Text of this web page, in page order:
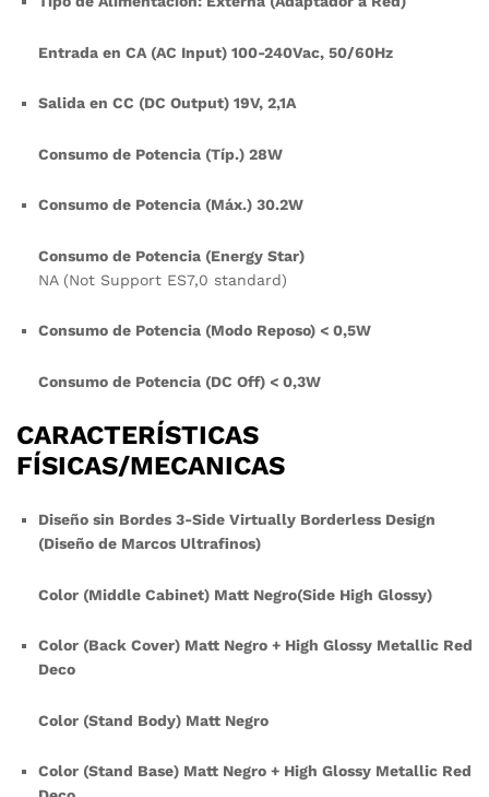
Entrada en CA (AC Input) 100-240Vac, 50/60Hz
Salida en CC (DC Output) 19V, 2,1A
Consumo de Potencia (Típ.) 28W
Consumo de Potencia (Máx.) 30.2W
Consumo de Potencia (Energy Star)
NA (Not Support ES7,0 standard)
Consumo de Potencia (Modo Reposo) < 0,5W
Consumo de Potencia (DC Off) < 0,3W
CARACTERÍSTICAS
FÍSICAS/MECANICAS
Diseño sin Bordes 3-Side Virtually Borderless Design
(Diseño de Marcos Ultrafinos)
Color (Middle Cabinet) Matt Negro(Side High Glossy)
Color (Back Cover) Matt Negro + High Glossy Metallic Red
Deco
Color (Stand Body) Matt Negro
Color (Stand Base) Matt Negro + High Glossy Metallic Red